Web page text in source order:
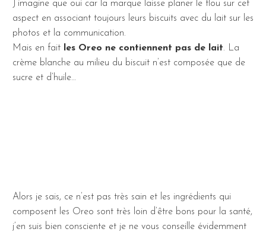
J’imagine que oui car la marque laisse planer le flou sur cet
aspect en associant toujours leurs biscuits avec du lait sur les
photos et la communication.
Mais en fait
les Oreo ne contiennent pas de lait. La
crème blanche au milieu du biscuit n’est composée que de
sucre et d’huile…
Alors je sais, ce n’est pas très sain et les ingrédients qui
composent les Oreo sont très loin d’être bons pour la santé,
j’en suis bien consciente et je ne vous conseille évidemment